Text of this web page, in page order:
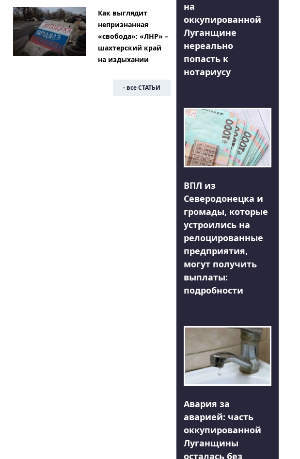
Как выглядит
непризнанная
«свобода»: «ЛНР» –
шахтерский край
на издыхании
- все СТАТЬИ
на
оккупированной
Луганщине
нереально
попасть к
нотариусу
ВПЛ из
Северодонецка и
громады, которые
устроились на
релоцированные
предприятия,
могут получить
выплаты:
подробности
Авария за
аварией: часть
оккупированной
Луганщины
осталась без